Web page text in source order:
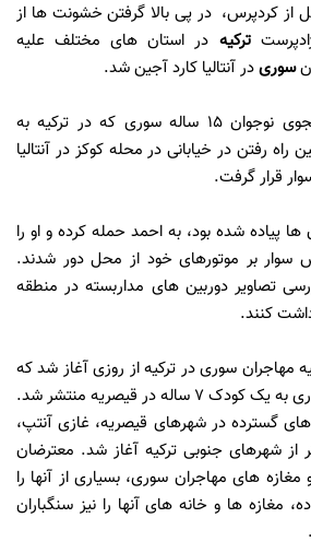
از کردپرس، در پی بالا گرفتن خشونت ها از
ترکیه در استان های مختلف علیه
سوریدر آنتالیا کارد آجین شد.
احمد خندان النایف پناهجوی نوجوان 15 ساله سوری که در ترکیه به
رفتن در خیابانی در محله کوکز در آنتالیا
قرار گرفت.
ها پیاده شده بود، به احمد حمله کرده و او را
سوار بر موتورهای خود از محل دور شدند.
تصاویر دوربین های مداربسته در منطقه
کنند.
سوری در ترکیه از روزی آغاز شد که
خبری از تجاوز یک مرد سوری به یک کودک 7 ساله در قیصریه منتشر شد.
های گسترده در شهرهای قیصریه، غازی آنتپ،
از شهرهای جنوبی ترکیه آغاز شد. معترضان
های مهاجران سوری، بسیاری از آنها را
مغازه ها و خانه های آنها را نیز سنگباران